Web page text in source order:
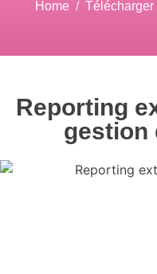
Home Télécharger
Reporting
gestion